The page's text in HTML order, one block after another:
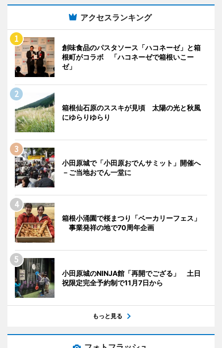
アクセスランキング
創味食品のパスタソース「ハコネーゼ」と箱
根町がコラボ 「ハコネーゼで箱根いこー
ゼ」
箱根仙石原のススキが見頃 太陽の光と秋風
にゆらりゆらり
小田原城で「小田原おでんサミット」開催へ
－ご当地おでん一堂に
箱根小涌園で桜まつり「ベーカリーフェス」
事業発祥の地で70周年企画
小田原城のNINJA館「再開でござる」 土日
祝限定完全予約制で11月7日から
もっと見る